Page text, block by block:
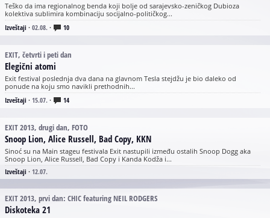
Teško da ima regionalnog benda koji bolje od sarajevsko-zeničkog Dubioza
kolektiva sublimira kombinaciju socijalno-političkog...
Izveštaji · 02.08. · 10
EXIT, četvrti i peti dan
Elegični atomi
Exit festival poslednja dva dana na glavnom Tesla stejdžu je bio daleko od
ponude na koju smo navikli prethodnih...
Izveštaji · 15.07. · 14
EXIT 2013, drugi dan, FOTO
Snoop Lion, Alice Russell, Bad Copy, KKN
Sinoć su na Main stageu festivala Exit nastupili između ostalih Snoop Dogg aka
Snoop Lion, Alice Russell, Bad Copy i Kanda Kodža i...
Izveštaji · 12.07.
EXIT 2013, prvi dan: CHIC featuring NEIL RODGERS
Diskoteka 21